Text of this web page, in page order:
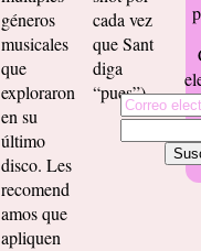
géneros
musicales
que
exploraron
en su
último
disco. Les
recomend
amos que
apliquen
cada vez
que Sant
diga
“pues”).